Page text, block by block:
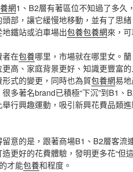
網1、B2層有著區位不知過了多久
部，讓它緩慢地移動，並有了思
鐵站或泊車場出包養包養網來，
者在包養哪里，市場就在哪里女。
更高、家庭背景更好、知識更豐富
形式的變更，同時也為貿包養網易
很多著名brand已積極“下沉”到B1
行興趣運動，吸引新興花費品類
留意的是，跟著商場B1、B2層客流
更好的花費體驗，發明更多花“但
才能包養和程度。